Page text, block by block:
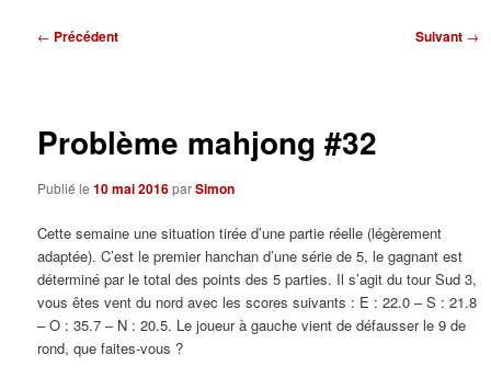
Navigation
← Précédent Suivant →
Problème mahjong #32
Publié le10 mai 2016parSimon
Cette semaine une situation tirée d’une partie réelle (légèrement
adaptée). C’est le premier hanchan d’une série de 5, le gagnant est
déterminé par le total des points des 5 parties. Il s’agit du tour Sud 3,
vous êtes vent du nord avec les scores suivants : E : 22.0 – S : 21.8
– O : 35.7 – N : 20.5. Le joueur à gauche vient de défausser le 9 de
rond, que faites-vous ?